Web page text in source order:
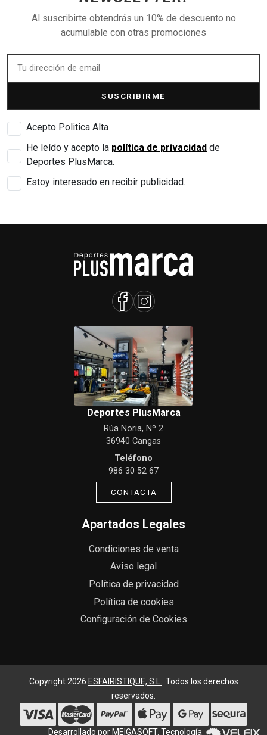
Al suscribirte obtendrás un 10% de descuento no
acumulable con otras promociones
SUSCRIBIRME
Acepto Politica Alta
He leído y acepto la política de privacidad de
Deportes PlusMarca.
Estoy interesado en recibir publicidad.
Deportes PlusMarca
Rúa Noria, Nº 2
36940 Cangas
Teléfono
986 30 52 67
CONTACTA
Apartados Legales
Condiciones de venta
Aviso legal
Política de privacidad
Política de cookies
Configuración de Cookies
Copyright 2026 ESFAIRISTIQUE, S.L.. Todos los derechos
reservados.
Desarrollado por MEIGASOFT. Tecnología